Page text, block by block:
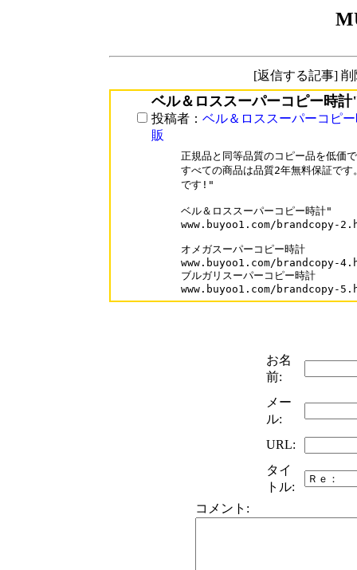
[返信する記事]
ベル＆ロススーパーコピー時
投稿者： ベル＆ロススーパーコピ
販
正規品と同等品質のコピー品を低価
すべての商品は品質2年無料保証で
です!"
ベル＆ロススーパーコピー時計"
www.buyoo1.com/brandcopy-
オメガスーパーコピー時計
www.buyoo1.com/brandcopy-
ブルガリスーパーコピー時計
www.buyoo1.com/brandcopy-
お名
前:
メー
ル:
URL:
タイ
トル:
コメント: